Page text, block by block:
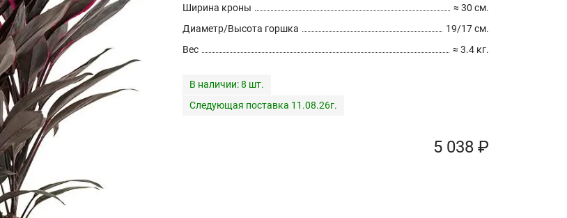
≈ 30 см.
Ширина кроны
19/17 см.
Диаметр/Высота горшка
≈ 3.4 кг.
Вес
В наличии:8 шт.
Следующая поставка 11.08.26г.
5 038 ₽